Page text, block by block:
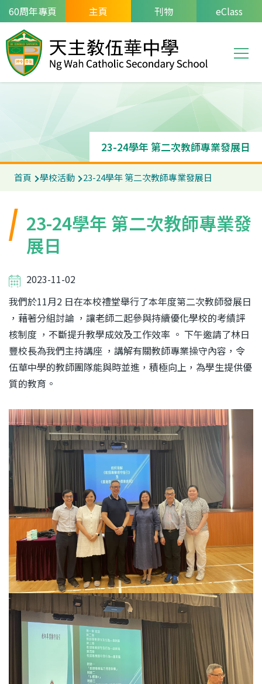
移至主內容
60周年專頁 主頁 刊物 eClass
Main
23-24學年 第二次教師專業發展日
導
連
結
首頁 學校活動 23-24學年 第二次教師專業發展日
23-24學年 第二次教師專業發
展日
2023-11-02
我們於11月2 日在本校禮堂舉行了本年度第二次教師發展日
，藉著分組討論 ，讓老師二起參與持續優化學校的考績評
核制度 ，不斷提升教學成效及工作效率 。 下午邀請了林日
豐校長為我們主持講座 ，講解有關教師專業操守內容，令
伍華中學的教師團隊能與時並進，積極向上，為學生提供優
質的教育。